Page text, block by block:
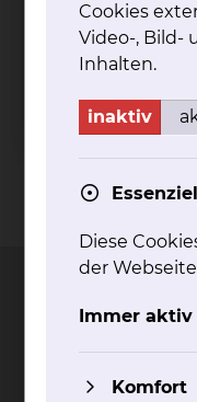
Salzdahlumer
Tel.: +49 531 595
Per E-Mail
Kontakt
Cookies
Video-, Bild-
Inhalten.
inaktiv
Diese
der
Immer aktiv
Komfort